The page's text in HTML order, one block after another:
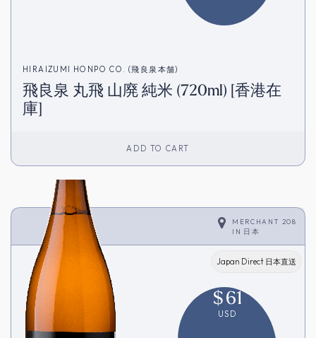
HIRAIZUMI HONPO CO. (飛良泉本舗)
飛良泉 丸飛 山廃 純米 (720ml) [香港在
庫]
ADD TO CART
MERCHANT 208
IN 日本
Japan Direct 日本直送
$61
USD